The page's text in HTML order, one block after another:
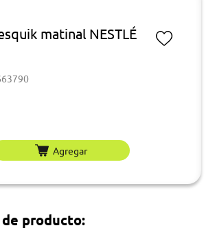
matinal NESTLÉ
Agregar
producto: